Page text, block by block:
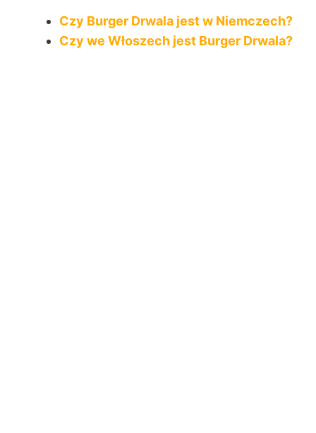
Czy Burger Drwala jest w Niemczech?
Czy we Włoszech jest Burger Drwala?